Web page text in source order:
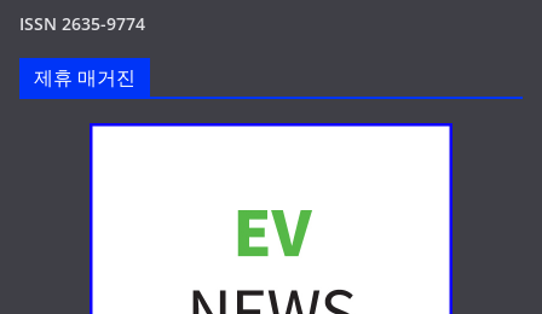
ISSN 2635-9774
제휴 매거진